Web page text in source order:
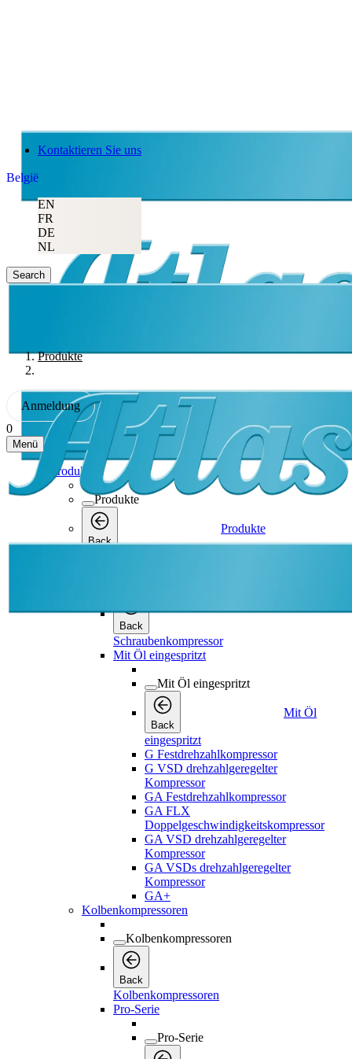
Kontaktieren Sie uns
België
EN
FR
DE
NL
Search
Produkte
Anmeldung
0
Menü
Produkte
Produkte
Back
Produkte
Back
Schraubenkompressor
Mit Öl eingespritzt
Mit Öl eingespritzt
Back
Mit Öl
eingespritzt
G Festdrehzahlkompressor
G VSD drehzahlgeregelter
Kompressor
GA Festdrehzahlkompressor
GA FLX
Doppelgeschwindigkeitskompressor
GA VSD drehzahlgeregelter
Kompressor
GA VSDs drehzahlgeregelter
Kompressor
GA+
Kolbenkompressoren
Kolbenkompressoren
Back
Kolbenkompressoren
Pro-Serie
Pro-Serie